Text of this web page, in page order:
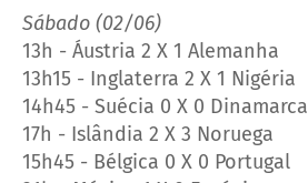
Sábado (02/06)
13h - Áustria 2 X 1 Alemanha
13h15 - Inglaterra 2 X 1 Nigéria
14h45 - Suécia 0 X 0 Dinamarca
17h - Islândia 2 X 3 Noruega
15h45 - Bélgica 0 X 0 Portugal